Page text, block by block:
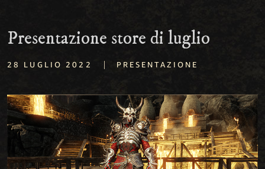
Presentazione store di luglio
28 LUGLIO 2022 | PRESENTAZIONE